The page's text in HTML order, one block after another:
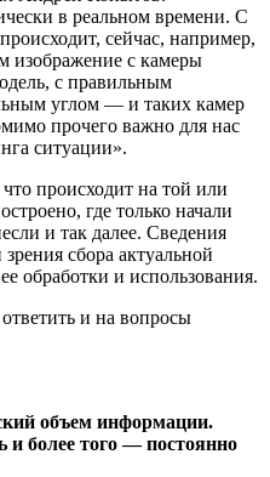
в реальном времени. С
сейчас, например,
изображение с камеры
с правильным
углом — и таких камер
прочего важно для нас
ситуации».
происходит на той или
где только начали
и так далее. Сведения
сбора актуальной
обработки и использования.
и на вопросы
объем информации.
и более того — постоянно